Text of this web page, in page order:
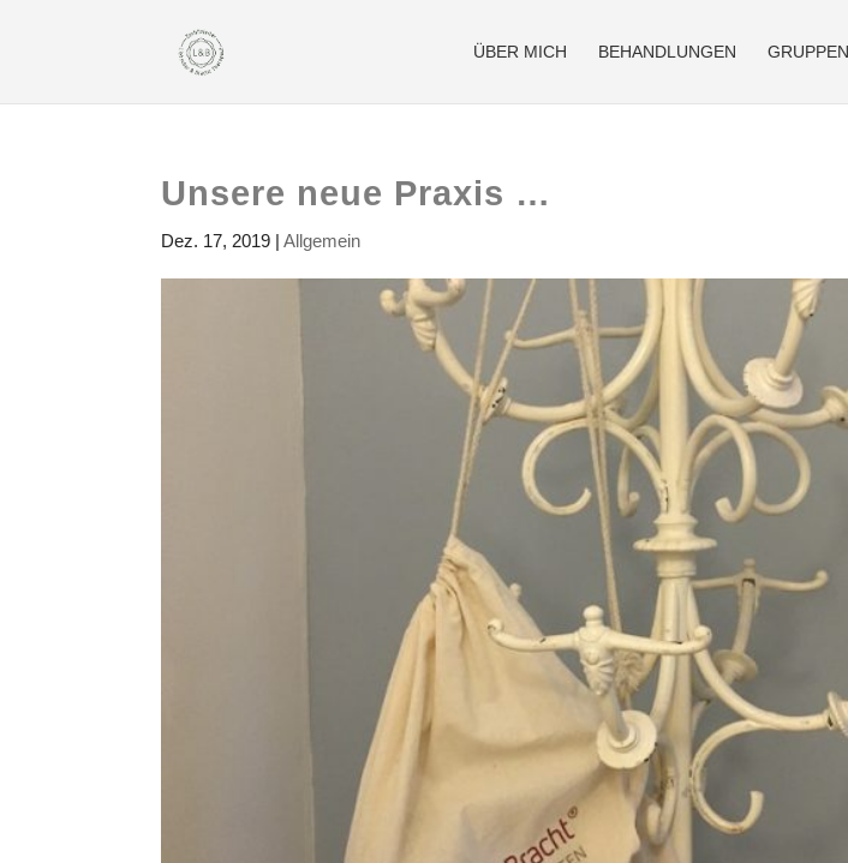
ÜBER MICH BEHANDLUNGEN
Unsere neue Praxis …
Dez. 17, 2019 |Allgemein